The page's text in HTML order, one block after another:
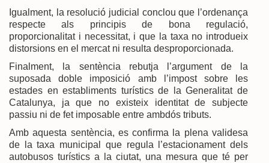
Igualment, la resolució judicial conclou que l’ordenança
respecte als principis de bona regulació,
proporcionalitat i necessitat, i que la taxa no introdueix
distorsions en el mercat ni resulta desproporcionada.
Finalment, la sentència rebutja l’argument de la
suposada doble imposició amb l’impost sobre les
estades en establiments turístics de la Generalitat de
Catalunya, ja que no existeix identitat de subjecte
passiu ni de fet imposable entre ambdós tributs.
Amb aquesta sentència, es confirma la plena validesa
de la taxa municipal que regula l’estacionament dels
autobusos turístics a la ciutat, una mesura que té per